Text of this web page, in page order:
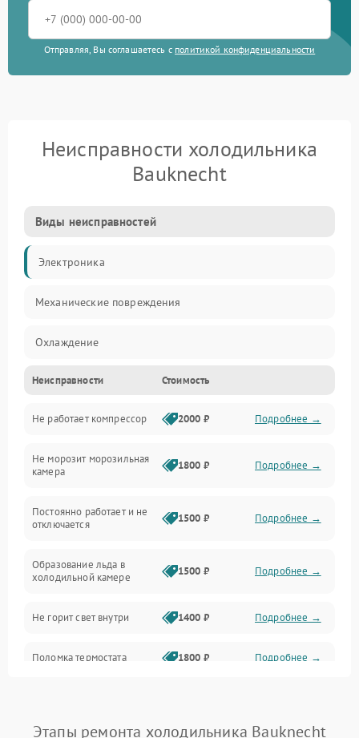
Отправляя, Вы соглашаетесь с политикой конфиденциальности
Неисправности холодильника
Bauknecht
Виды неисправностей
Электроника
Механические повреждения
Охлаждение
Механика
Электропитание
Дренаж
Неисправности Стоимость
Не работает компрессор 2000 ₽ Подробнее →
Не морозит морозильная
камера
1800 ₽ Подробнее →
Постоянно работает и не
отключается
1500 ₽ Подробнее →
Образование льда в
холодильной камере
1500 ₽ Подробнее →
Не горит свет внутри 1400 ₽ Подробнее →
Поломка термостата 1800 ₽ Подробнее →
Этапы ремонта холодильника Bauknecht